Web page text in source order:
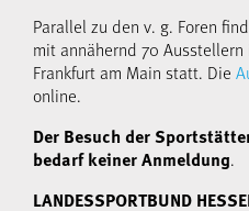
Parallel zu den v. g. Foren
mit annähernd 70
Frankfurt am Main statt. Die
online.
Der Besuch der
bedarf keiner Anmeldung.
LANDESSPORTBUND